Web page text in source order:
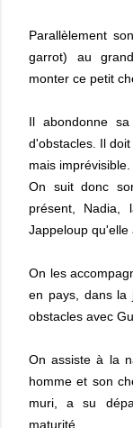
Parallèlement
garrot) au
monter ce petit
Il abondonne
d'obstacles. Il
mais imprévisible.
On suit donc
présent, Nadia,
Jappeloup qu'elle
On les
en pays, dans la
obstacles avec
On assiste à la
homme et son
muri, a su
maturité.